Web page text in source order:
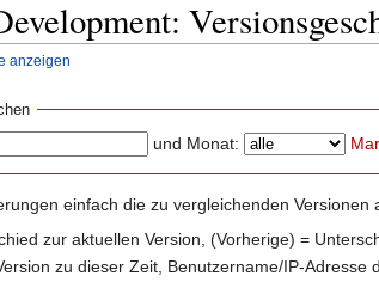
anzeigen
und Monat:
einfach die zu vergleichenden Versionen
zur aktuellen Version, (Vorherige) =
zu dieser Zeit, Benutzername/IP-Adresse